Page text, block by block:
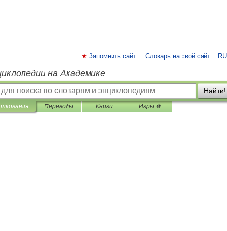
RU
Запомнить сайт Словарь на свой сайт
на Академике
Найти!
Переводы Книги Игры ⚽